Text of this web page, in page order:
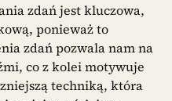
zdań jest kluczowa,
ponieważ to
zdań pozwala nam na
co z kolei motywuje
techniką, która